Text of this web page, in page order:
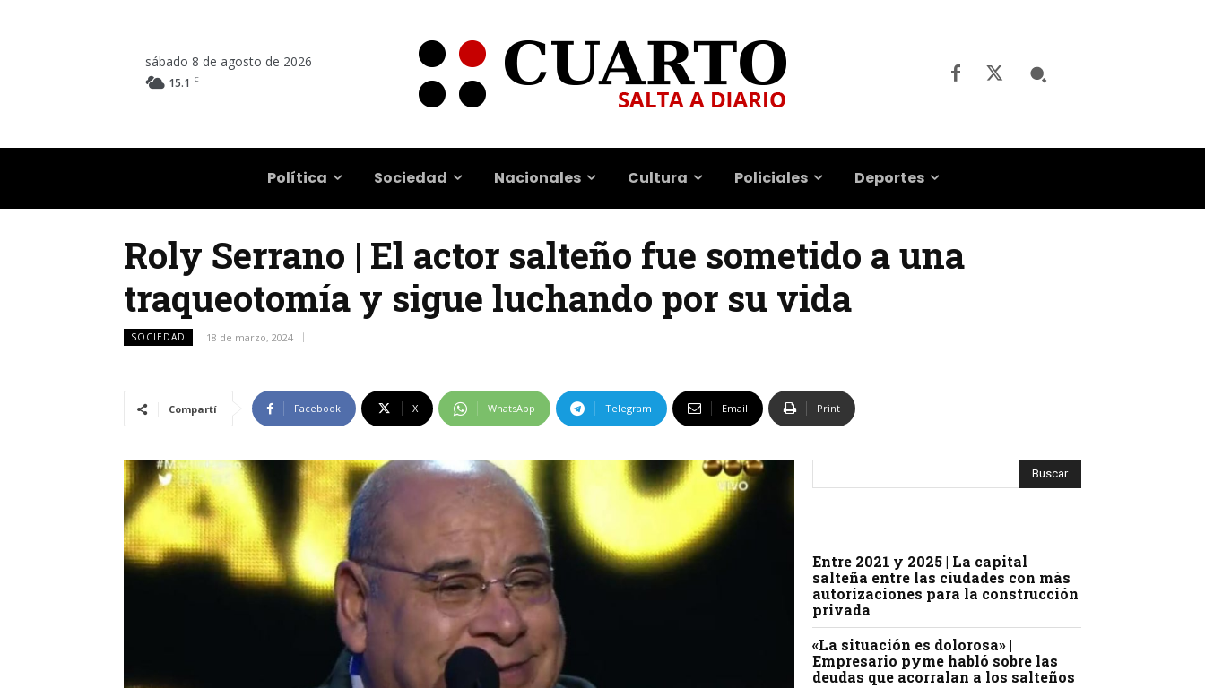
sábado 8 de agosto de 2026
15.1 C
Política Sociedad Nacionales Cultura Policiales Deportes
Roly Serrano | El actor salteño fue sometido a una
traqueotomía y sigue luchando por su vida
SOCIEDAD 18 de marzo, 2024
Compartí Facebook X WhatsApp Telegram Email Print
Entre 2021 y 2025 | La capital
salteña entre las ciudades con más
autorizaciones para la construcción
privada
«La situación es dolorosa» |
Empresario pyme habló sobre las
deudas que acorralan a los salteños